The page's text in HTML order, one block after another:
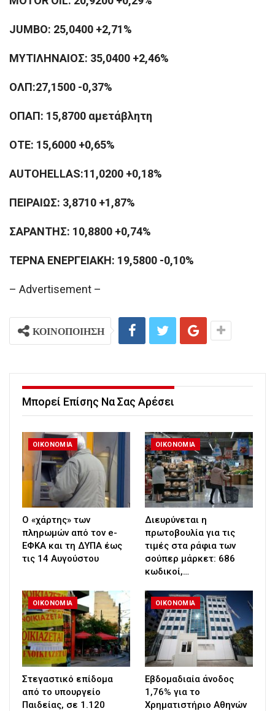
JUMBO: 25,0400 +2,71%
ΜΥΤΙΛΗΝΑΙΟΣ: 35,0400 +2,46%
ΟΛΠ:27,1500 -0,37%
ΟΠΑΠ: 15,8700 αμετάβλητη
ΟΤΕ: 15,6000 +0,65%
AUTOHELLAS:11,0200 +0,18%
ΠΕΙΡΑΙΩΣ: 3,8710 +1,87%
ΣΑΡΑΝΤΗΣ: 10,8800 +0,74%
ΤΕΡΝΑ ΕΝΕΡΓΕΙΑΚΗ: 19,5800 -0,10%
– Advertisement –
ΚΟΙΝΟΠΟΙΗΣΗ
Μπορεί Επίσης Να Σας Αρέσει
ΟΙΚΟΝΟΜΙΑ
Ο «χάρτης» των
πληρωμών από τον e-
ΕΦΚΑ και τη ΔΥΠΑ έως
τις 14 Αυγούστου
ΟΙΚΟΝΟΜΙΑ
Διευρύνεται η
πρωτοβουλία για τις
τιμές στα ράφια των
σούπερ μάρκετ: 686
κωδικοί,…
ΟΙΚΟΝΟΜΙΑ
Στεγαστικό επίδομα
από το υπουργείο
Παιδείας, σε 1.120
ΟΙΚΟΝΟΜΙΑ
Εβδομαδιαία άνοδος
1,76% για το
Χρηματιστήριο Αθηνών